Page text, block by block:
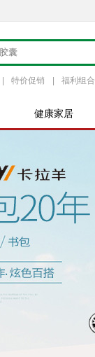
特价促销 福利组合
健康家居